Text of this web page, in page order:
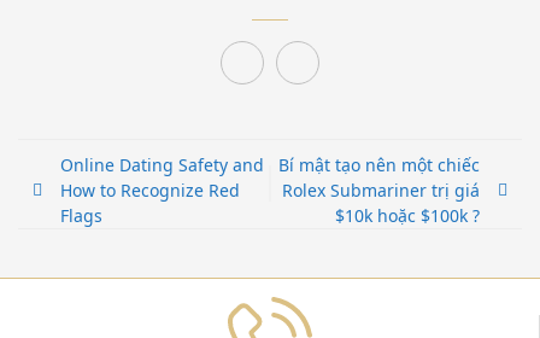
Online Dating Safety and
How to Recognize Red
Flags
Bí mật tạo nên một chiếc
Rolex Submariner trị giá
$10k hoặc $100k ?